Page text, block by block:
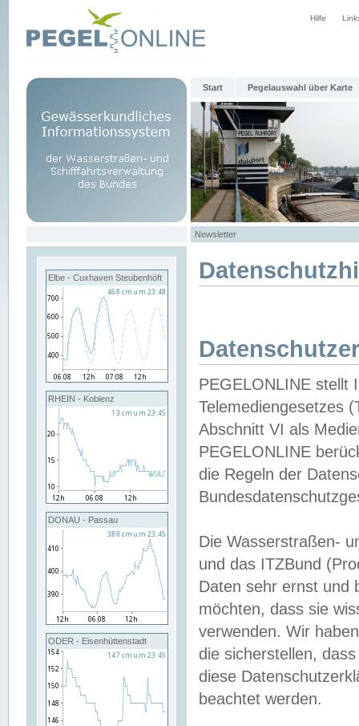
Hilfe
Start Pegelauswahl über Karte
Newsletter
Elbe - Cuxhaven Steubenhöft
RHEIN - Koblenz
DONAU - Passau
ODER - Eisenhüttenstadt
PEGELONLINE stellt
Telemediengesetzes
Abschnitt VI als
PEGELONLINE
die Regeln der
Die Wasserstraßen-
und das ITZBund
Daten sehr ernst und
möchten, dass sie
verwenden. Wir
die sicherstellen,
diese
beachtet werden.